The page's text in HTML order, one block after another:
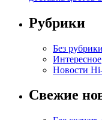
Рубрики
Без рубрики
Интересное
Новости
Свежие